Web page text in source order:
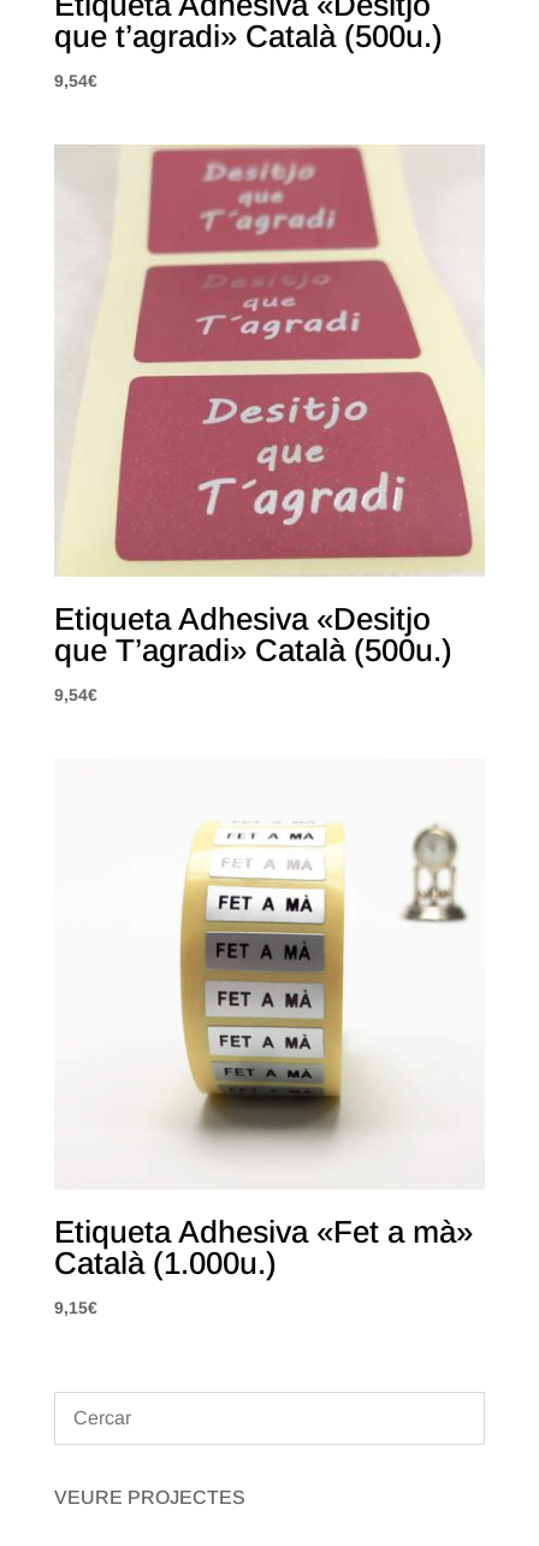
que t’agradi» Català (500u.)
9,54€
Etiqueta Adhesiva «Desitjo
que T’agradi» Català (500u.)
9,54€
Etiqueta Adhesiva «Fet a mà»
Català (1.000u.)
9,15€
VEURE PROJECTES